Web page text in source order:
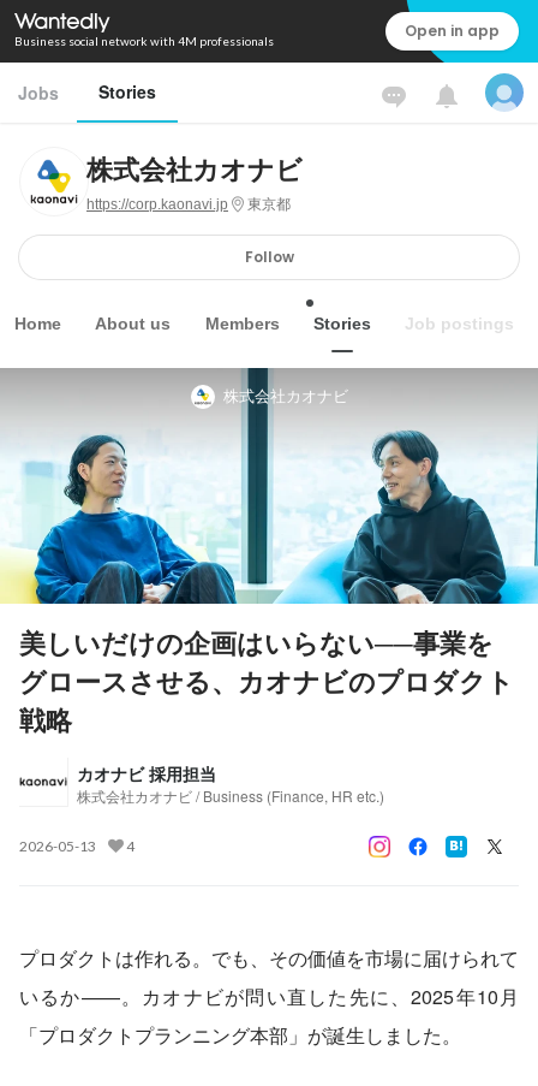
Business social network with 4M professionals Open in app
Jobs Stories
株式会社カオナビ
https://corp.kaonavi.jp 東京都
Follow
Home About us Members Stories Job postings
株式会社カオナビ
美しいだけの企画はいらない──事業を
グロースさせる、カオナビのプロダクト
戦略
カオナビ 採用担当
株式会社カオナビ / Business (Finance, HR etc.)
2026-05-13 4
プロダクトは作れる。でも、その価値を市場に届けられて
いるか——。カオナビが問い直した先に、2025年10月
「プロダクトプランニング本部」が誕生しました。